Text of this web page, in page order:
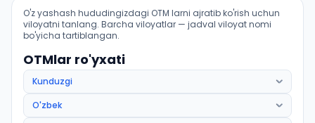
Pediatriya ishi (Boyovut tumani): OTM lar bo'yicha
O'z yashash hududingizdagi OTM larni ajratib ko'rish uchun
viloyatni tanlang. Barcha viloyatlar — jadval viloyat nomi
bo'yicha tartiblangan.
OTMlar ro'yxati